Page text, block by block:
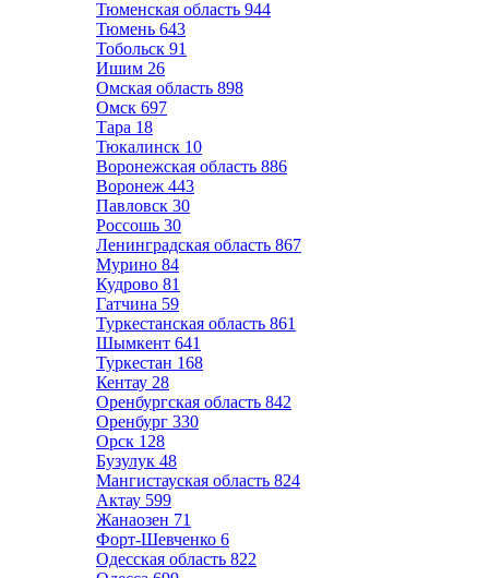
Тюменская область 944
Тюмень 643
Тобольск 91
Ишим 26
Омская область 898
Омск 697
Тара 18
Тюкалинск 10
Воронежская область 886
Воронеж 443
Павловск 30
Россошь 30
Ленинградская область 867
Мурино 84
Кудрово 81
Гатчина 59
Туркестанская область 861
Шымкент 641
Туркестан 168
Кентау 28
Оренбургская область 842
Оренбург 330
Орск 128
Бузулук 48
Мангистауская область 824
Актау 599
Жанаозен 71
Форт-Шевченко 6
Одесская область 822